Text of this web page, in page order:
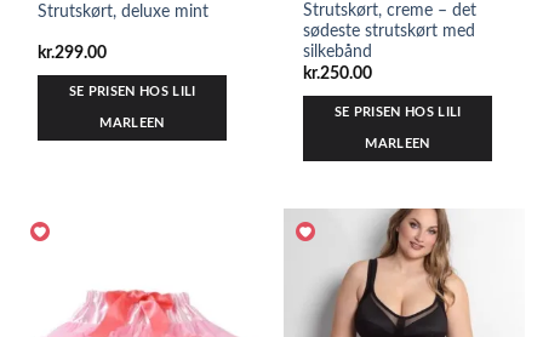
Strutskørt, deluxe mint
kr.299.00
SE PRISEN HOS LILI
MARLEEN
Strutskørt, creme – det
sødeste strutskørt med
silkebånd
kr.250.00
SE PRISEN HOS LILI
MARLEEN